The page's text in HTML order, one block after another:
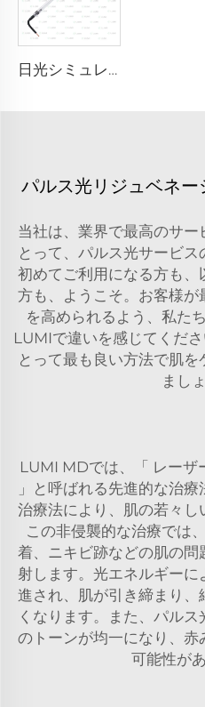
日光シミュレーターガスランプ D3801 – 10×160×210 mm
パルス光リジュベネ
当社は、業界で最高のサ
とって、パルス光サービス
初めてご利用になる方も
方も、ようこそ。お客様
を高められるよう、私た
LUMIで違いを感じてくだ
とって最も良い方法で肌
まし
LUMI MDでは、「 レーザ
」と呼ばれる先進的な治
治療法により、肌の若々し
この非侵襲的な治療では
着、ニキビ跡などの肌の
射します。光エネルギー
進され、肌が引き締まり
くなります。また、パル
のトーンが均一になり、
可能性が